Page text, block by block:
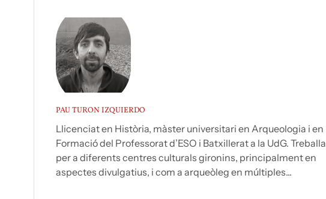
PAU TURON IZQUIERDO
Llicenciat en Història, màster universitari en Arqueologia i en
Formació del Professorat d’ESO i Batxillerat a la UdG. Treballa
per a diferents centres culturals gironins, principalment en
aspectes divulgatius, i com a arqueòleg en múltiples...